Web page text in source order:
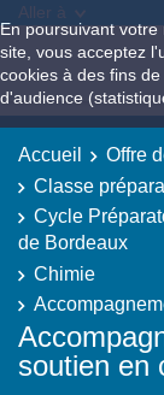
En poursuivant
site, vous acceptez
cookies à des fins
d'audience
Aller à
Accueil
Offre
Classe
Cycle
de Bordeaux
Chimie
soutien en